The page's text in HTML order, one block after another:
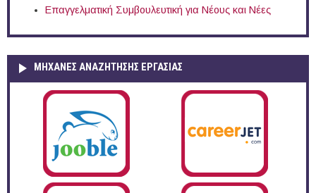
Επαγγελματική Συμβουλευτική για Νέους και Νέες
ΜΗΧΑΝΕΣ ΑΝΑΖΗΤΗΣΗΣ ΕΡΓΑΣΙΑΣ